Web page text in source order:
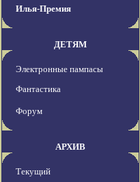
Илья-Премия
ДЕТЯМ
Электронные пампасы
Фантастика
Форум
АРХИВ
Текущий